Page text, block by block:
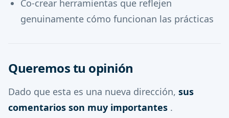
Co-crear herramientas que reflejen
genuinamente cómo funcionan las prácticas
Queremos tu opinión
Dado que esta es una nueva dirección, sus
comentarios son muy importantes .